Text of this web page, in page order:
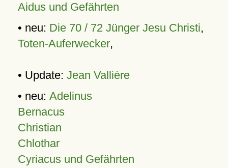
Aidus und Gefährten
• neu: Die 70 / 72 Jünger Jesu Christi,
Toten-Auferwecker,
• Update: Jean Vallière
• neu: Adelinus
Bernacus
Christian
Chlothar
Cyriacus und Gefährten